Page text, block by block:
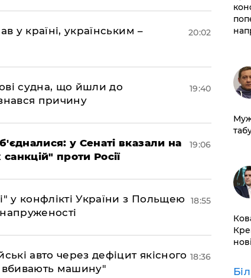
у країні, українським –
20:02
судна, що йшли до
причину
19:40
у Сенаті вказали на
проти Росії
19:06
у конфлікті України з Польщею 18:55
авто через дефіцит якісного
вбивають машину"
18:36